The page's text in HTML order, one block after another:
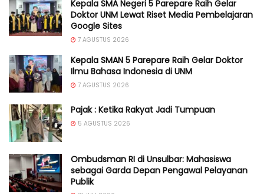
Kepala SMA Negeri 5 Parepare Raih Gelar
Doktor UNM Lewat Riset Media Pembelajaran
Google Sites
7 AGUSTUS 2026
Kepala SMAN 5 Parepare Raih Gelar Doktor
Ilmu Bahasa Indonesia di UNM
7 AGUSTUS 2026
Pajak : Ketika Rakyat Jadi Tumpuan
5 AGUSTUS 2026
Ombudsman RI di Unsulbar: Mahasiswa
sebagai Garda Depan Pengawal Pelayanan
Publik